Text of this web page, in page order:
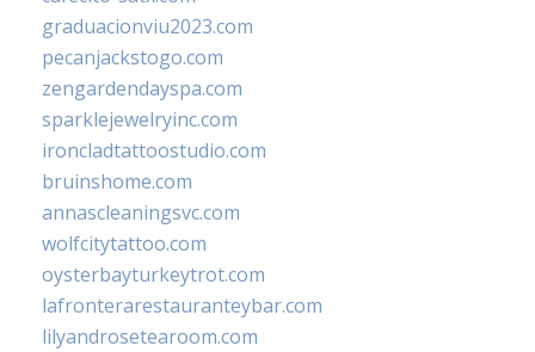
graduacionviu2023.com
pecanjackstogo.com
zengardendayspa.com
sparklejewelryinc.com
ironcladtattoostudio.com
bruinshome.com
annascleaningsvc.com
wolfcitytattoo.com
oysterbayturkeytrot.com
lafronterarestauranteybar.com
lilyandrosetearoom.com